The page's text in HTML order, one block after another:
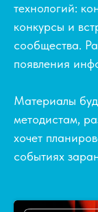
технологий:
конкурсы и
сообщества.
появления
Материалы
методистам,
хочет
событиях